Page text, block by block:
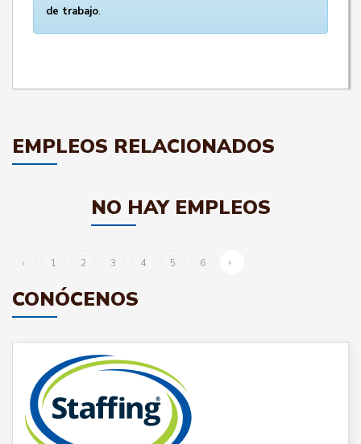
de trabajo.
EMPLEOS RELACIONADOS
NO HAY EMPLEOS
‹ 1 2 3 4 5 6 ›
CONÓCENOS